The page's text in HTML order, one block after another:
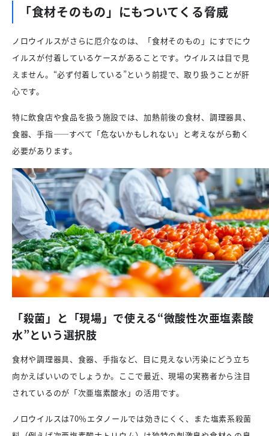
「食材そのもの」にもついてくる脅威
ノロウイルスがさらに厄介なのは、「食材そのもの」にすでにウ
イルスが付着しているケースがあることです。ウイルスは目で見
えません。“必ず付着している”という前提で、取り扱うことが肝
心です。
特に飲食店や食品を扱う施設では、加熱前後の食材、調理器具、
食器、手指――すべて「危ないかもしれない」と考えながら動く
必要があります。
「殺菌」と「現場」で使える“微酸性次亜塩素酸
水”という選択肢
食材や調理器具、食器、手指など、目に見えない汚染にどう立ち
向かえばいいのでしょうか。ここで最近、現場の実務者から注目
されているのが「次亜塩素酸水」の活用です。
ノロウイルスは70％エタノールでは効きにくく、また塩素系殺菌